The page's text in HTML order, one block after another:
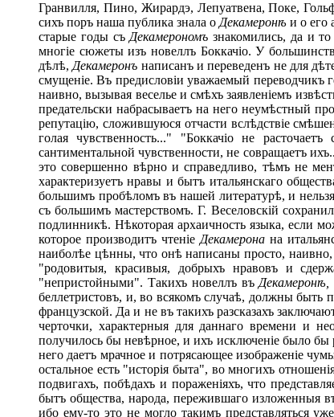
Гранвилля, Пино, Жирардэ, Лепуатвена, Поке,
сихъ поръ наша публика знала о Декамеронѣ и о его
старые годы съ Декамерономъ знакомились, да и
многіе сюжеты изъ новеллъ Боккачіо. У
дѣлѣ, Декамеронъ написанъ и переведенъ не для
смущеніе. Въ предисловіи уважаемый переводчикъ
наивно, вызывая веселье и смѣхъ заявленіемъ
предательски набрасываетъ на него неумѣстный
репутацію, сложившуюся отчасти вслѣдствіе
голая чувственность..." "Боккачіо не
сантиментальной чувственности, не совращаетъ
это совершенно вѣрно и справедливо, тѣмъ не
характеризуетъ нравы и бытъ итальянскаго
большимъ пробѣломъ въ нашей литературѣ, и
съ большимъ мастерствомъ. Г. Веселовскій
подлинникѣ. Нѣкоторая архаичность языка, если
которое производитъ чтеніе Декамерона на
наиболѣе цѣнны, что онѣ написаны просто, наивно,
"родовитыя, красивыя, добрыхъ нравовъ и
"непристойными". Такихъ новеллъ въ Декамеронѣ ,
беллетристовъ, и, во всякомъ случаѣ, должны быть
французской. Да и не въ такихъ разсказахъ
черточки, характерныя для даннаго времени и
получилось бы невѣрное, и ихъ исключеніе было бы
него даетъ мрачное и потрясающее изображеніе
остальное есть "исторія быта", во многихъ
подвигахъ, побѣдахъ и пораженіяхъ, что
бытъ общества, народа, пережившаго изложенныя
ибо ему-то это не могло такимъ представляться